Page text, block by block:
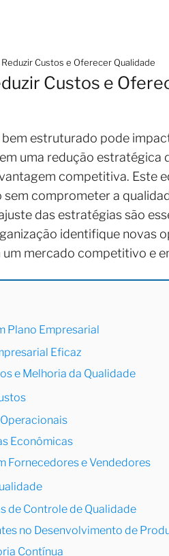
Custos e Oferecer Qualidade
Custos e
bem estruturado pode
uma redução estratégica
competitiva. Este
comprometer a
das estratégias são
identifique novas
mercado competitivo e
Plano Empresarial
Eficaz
e Melhoria da Qualidade
Econômicas
Fornecedores e Vendedores
de Controle de Qualidade
no Desenvolvimento de
Contínua